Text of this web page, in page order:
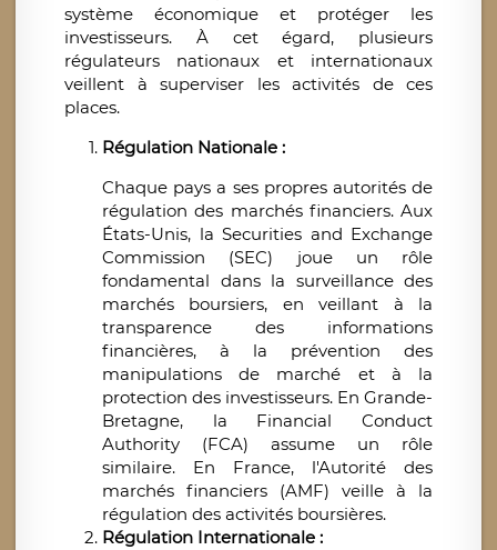
système économique et protéger les
investisseurs. À cet égard, plusieurs
régulateurs nationaux et internationaux
veillent à superviser les activités de ces
places.
Régulation Nationale :
Chaque pays a ses propres autorités de
régulation des marchés financiers. Aux
États-Unis, la Securities and Exchange
Commission (SEC) joue un rôle
fondamental dans la surveillance des
marchés boursiers, en veillant à la
transparence des informations
financières, à la prévention des
manipulations de marché et à la
protection des investisseurs. En Grande-
Bretagne, la Financial Conduct
Authority (FCA) assume un rôle
similaire. En France, l'Autorité des
marchés financiers (AMF) veille à la
régulation des activités boursières.
Régulation Internationale :